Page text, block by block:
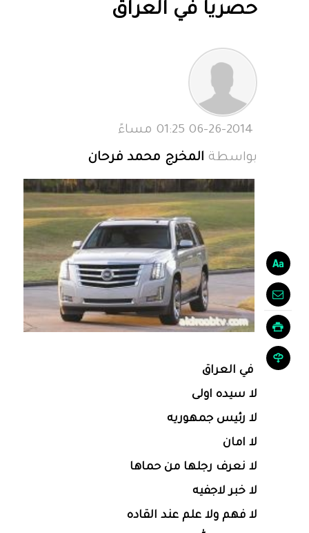
حصريا في العراق
بواسطة المخرج محمد فرحان
في العراق
لا سيده اولى
لا رئيس جمهوريه
لا امان
لا نعرف رجلها من حماها
لا خبر لاجفيه
لا فهم ولا علم عند القاده